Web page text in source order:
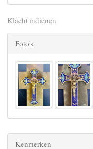
Klacht indienen
Foto's
Kenmerken